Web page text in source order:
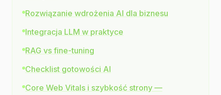
Rozwiązanie wdrożenia AI dla biznesu
Integracja LLM w praktyce
RAG vs fine-tuning
Checklist gotowości AI
Core Web Vitals i szybkość strony —